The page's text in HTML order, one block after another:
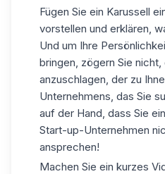
Fügen Sie ein Karussell
vorstellen und erklären,
Und um Ihre
bringen, zögern Sie nicht,
anzuschlagen, der zu
Unternehmens, das Sie
auf der Hand, dass Sie
Start-up-Unternehmen
ansprechen!
Machen Sie ein kurzes